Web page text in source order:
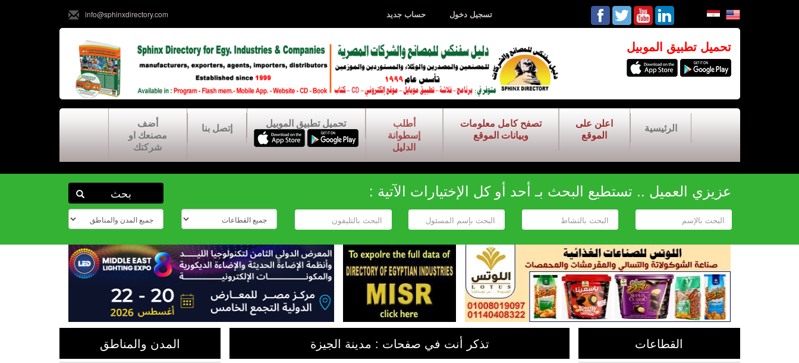
تسجيل دخول حساب جديد info@sphinxdirectory.com
تحميل تطبيق الموبيل
الرئيسية
اعلن على
الموقع
تصفح كامل معلومات
وبيانات الموقع
أطلب
إسطوانة
الدليل
تحميل تطبيق الموبيل إتصل بنا
أضف
مصنعك او
شركتك
عزيزي العميل .. تستطيع البحث بـ أحد أو كل الإختيارات الآتية :
القطاعات تذكر أنت في صفحات : مدينة الجيزة المدن والمناطق